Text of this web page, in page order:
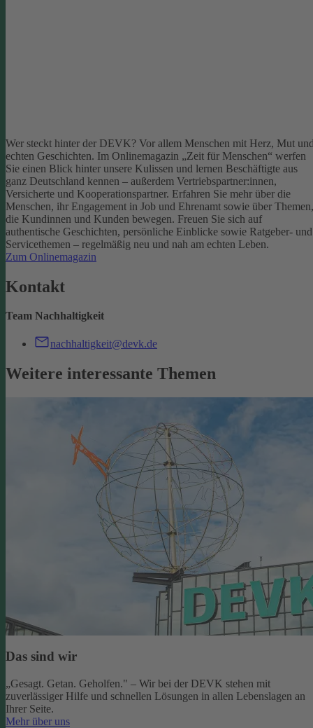
Wer steckt hinter der DEVK? Vor allem Menschen mit Herz, Mut
echten Geschichten. Im Onlinemagazin „Zeit für Menschen“ werfen
Sie einen Blick hinter unsere Kulissen und lernen Beschäftigte aus
ganz Deutschland kennen – außerdem Vertriebspartner:innen,
Versicherte und Kooperationspartner. Erfahren Sie mehr über die
Menschen, ihr Engagement in Job und Ehrenamt sowie über Themen,
die Kundinnen und Kunden bewegen. Freuen Sie sich auf
authentische Geschichten, persönliche Einblicke sowie Ratgeber- und
Servicethemen – regelmäßig neu und nah am echten Leben.
Zum Onlinemagazin
Kontakt
Team Nachhaltigkeit
nachhaltigkeit@devk.de
Weitere interessante Themen
Das sind wir
„Gesagt. Getan. Geholfen." – Wir bei der DEVK stehen mit
zuverlässiger Hilfe und schnellen Lösungen in allen Lebenslagen an
Ihrer Seite.
Mehr über uns